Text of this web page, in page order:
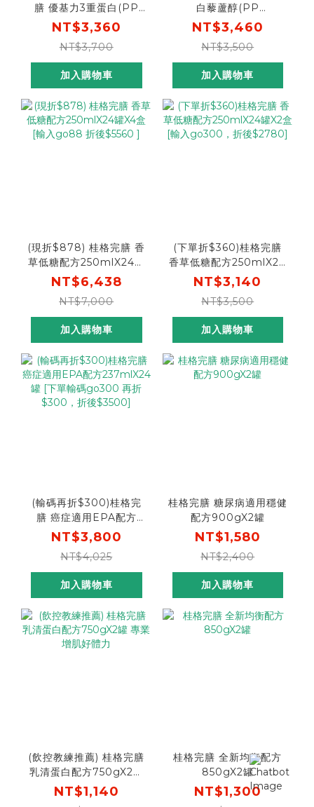
膳 優基力3重蛋白(PP
瓶)237mlX24瓶X2盒
[輸碼折$360，折後
$3000]
NT$3,360
NT$3,700
加入購物車
白藜蘆醇(PP
瓶)237mlX24瓶X2盒(預
購商品：預計8/5後開始
$3100]
NT$3,460
NT$3,500
加入購物車
(現折$878) 桂格完膳 香
草低糖配方250mlX24罐
X4盒[輸入go88 折後
$5560 ]
NT$6,438
NT$7,000
加入購物車
(下單折$360)桂格完膳
香草低糖配方250mlX24
罐X2盒[輸入go300，折
後$2780]
NT$3,140
NT$3,500
加入購物車
(輸碼再折$300)桂格完
膳 癌症適用EPA配方
237mlX24罐 [下單輸碼
go300 再折$300，折
後$3500]
NT$3,800
NT$4,025
加入購物車
桂格完膳 糖尿病適用穩健
配方900gX2罐
NT$1,580
NT$2,400
加入購物車
(飲控教練推薦) 桂格完膳
乳清蛋白配方750gX2罐
專業增肌好體力
NT$1,140
桂格完膳 全新均衡配方
850gX2罐
NT$1,300